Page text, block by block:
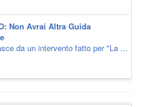
Non Avrai Altra Guida
da un intervento fatto per "La ...